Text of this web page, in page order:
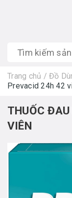
Trang chủ / Đồ
Prevacid 24h 42
THUỐC
VIÊN